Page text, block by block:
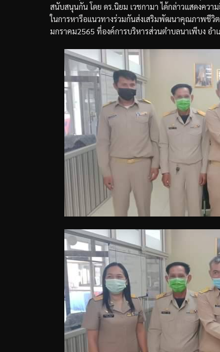
สนับสนุนกันโดย ดร.นิยม เวชกามา ได้กล่าวแสดงคว
ในการหารือแนวทางร่วมกันส่งเสริมพัฒนาคุณภาพชีวิ
มกราคม2565 ที่องค์การบริหารส่วนตำบลนาเพีบง อำ